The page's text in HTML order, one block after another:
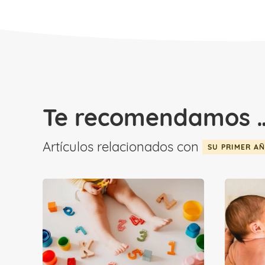
Te recomendamos
Artículos relacionados con SU PRIMER